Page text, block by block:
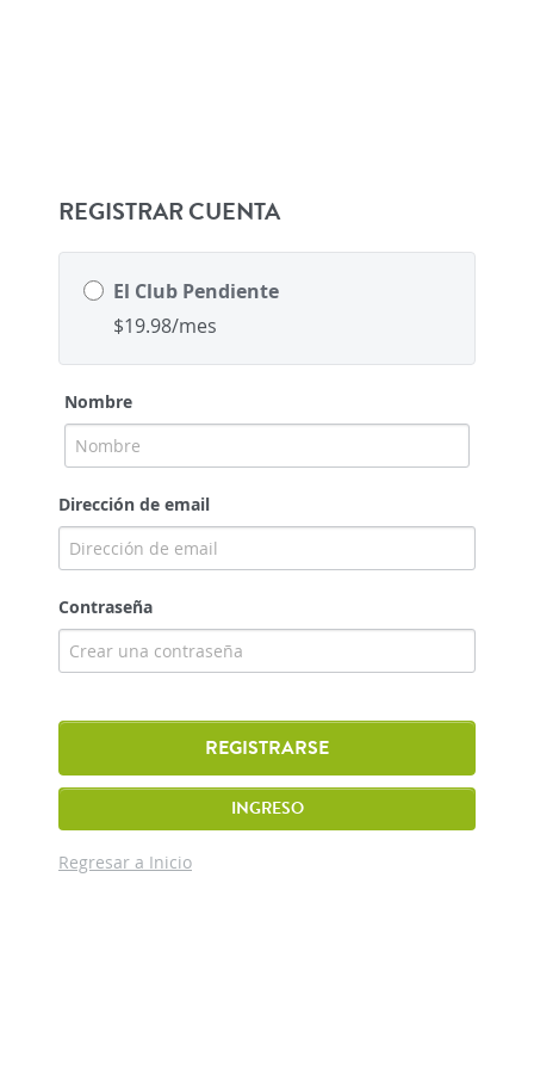
REGISTRAR CUENTA
El Club Pendiente
$19.98/mes
Nombre
Dirección de email
Contraseña
REGISTRARSE
INGRESO
Regresar a Inicio